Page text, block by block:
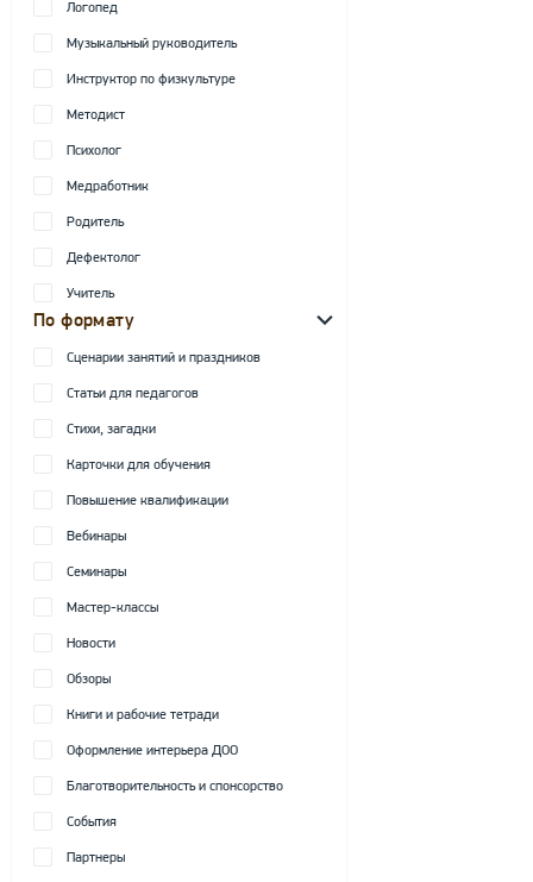
Логопед
Музыкальный руководитель
Инструктор по физкультуре
Методист
Психолог
Медработник
Родитель
Дефектолог
Учитель
По формату
Сценарии занятий и праздников
Статьи для педагогов
Стихи, загадки
Карточки для обучения
Повышение квалификации
Вебинары
Семинары
Мастер-классы
Новости
Обзоры
Книги и рабочие тетради
Оформление интерьера ДОО
Благотворительность и спонсорство
События
Партнеры